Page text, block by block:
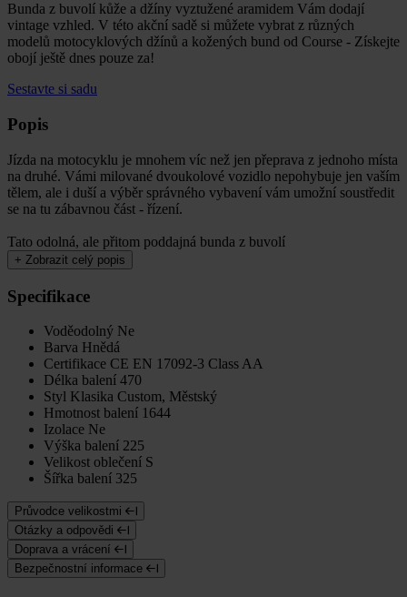
Bunda z buvolí kůže a džíny vyztužené aramidem Vám dodají
vintage vzhled. V této akční sadě si můžete vybrat z různých
modelů motocyklových džínů a kožených bund od Course - Získejte
obojí ještě dnes pouze za!
Sestavte si sadu
Popis
Jízda na motocyklu je mnohem víc než jen přeprava z jednoho místa
na druhé. Vámi milované dvoukolové vozidlo nepohybuje jen vaším
tělem, ale i duší a výběr správného vybavení vám umožní soustředit
se na tu zábavnou část - řízení.
Tato odolná, ale přitom poddajná bunda z buvolí
+ Zobrazit celý popis
Specifikace
Voděodolný Ne
Barva Hnědá
Certifikace CE EN 17092-3 Class AA
Délka balení 470
Styl Klasika Custom, Městský
Hmotnost balení 1644
Izolace Ne
Výška balení 225
Velikost oblečení S
Šířka balení 325
Průvodce velikostmi
Otázky a odpovědi
Doprava a vrácení
Bezpečnostní informace